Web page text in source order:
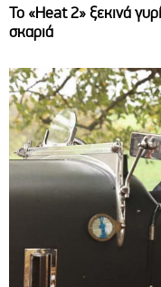
Το «Heat 2» ξεκινά
σκαριά